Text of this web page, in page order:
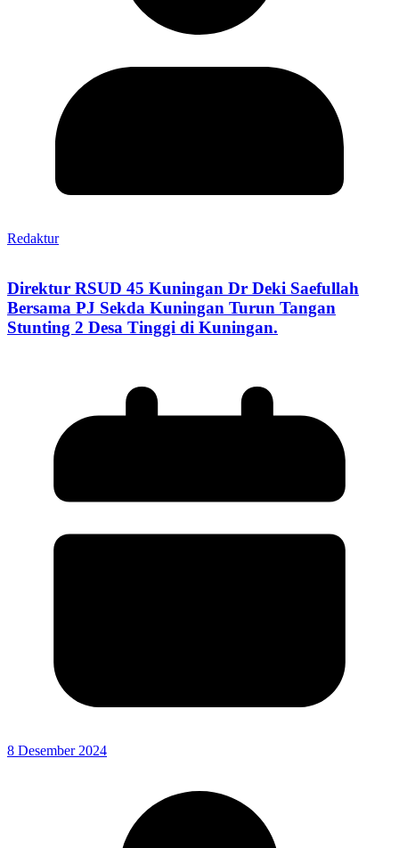
Redaktur
Direktur RSUD 45 Kuningan Dr Deki Saefullah
Bersama PJ Sekda Kuningan Turun Tangan
Stunting 2 Desa Tinggi di Kuningan.
8 Desember 2024